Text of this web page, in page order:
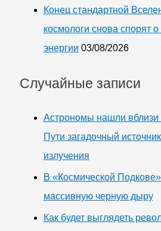
Конец стандартной
космологи снова спорят
энергии 03/08/2026
Случайные записи
Астрономы нашли вблизи
Пути загадочный
излучения
В «Космической
массивную черную дыру
Как будет выглядеть